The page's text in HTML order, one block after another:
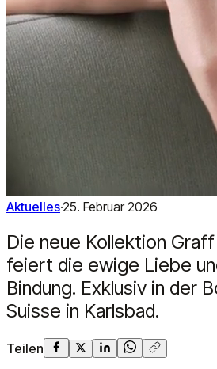
Aktuelles·25. Februar 2026
Die neue Kollektion Graff
feiert die ewige Liebe
Bindung. Exklusiv in der
Suisse in Karlsbad.
Teilen